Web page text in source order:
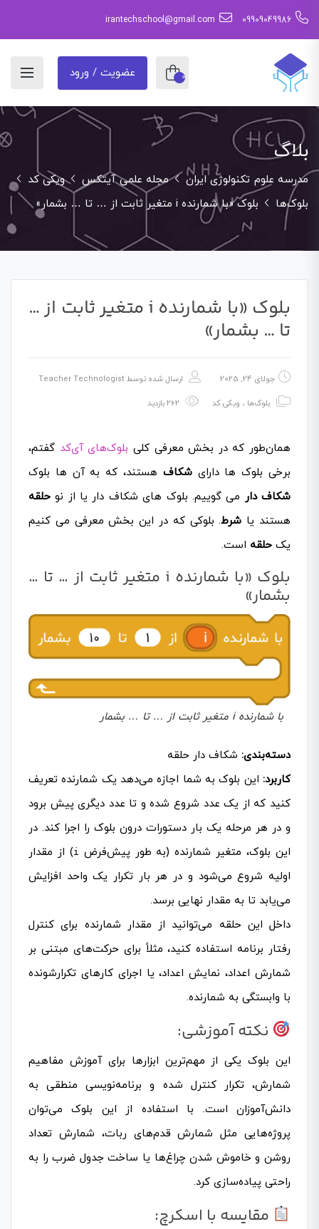
09909049986
irantechschool@gmail.com
0 عضویت / ورود
بلاگ
مدرسه علوم تکنولوژی ایران مجله علمی آیتکس
ویکی کد
بلوک‌ها
بلوک «با شمارنده i متغیر ثابت از … تا … بشمار»
بلوک «با شمارنده i متغیر ثابت از …
تا … بشمار»
جولای 24, 2025 ارسال شده توسط Teacher Technologist
بلوک‌ها ، ویکی کد
همان‌طور که در بخش معرفی کلی بلوک‌های آی‌کد گفتم،
برخی بلوک ها دارایشکاف هستند، که به آن ها بلوک
شکاف دار می گوییم. بلوک های شکاف دار یا از نو حلقه
هستند یا شرط. بلوکی که در این بخش معرفی می کنیم
یک حلقه است.
بلوک «با شمارنده i متغیر ثابت از … تا …
بشمار»
با شمارنده i متغیر ثابت از … تا … بشمار
دسته‌بندی: شکاف دار حلقه
کاربرد: این بلوک به شما اجازه می‌دهد یک شمارنده تعریف
کنید که از یک عدد شروع شده و تا عدد دیگری پیش برود
و در هر مرحله یک بار دستورات درون بلوک را اجرا کند. در
این بلوک، متغیر شمارنده (به طور پیش‌فرض i) از مقدار
اولیه شروع می‌شود و در هر بار تکرار یک واحد افزایش
می‌یابد تا به مقدار نهایی برسد.
داخل این حلقه می‌توانید از مقدار شمارنده برای کنترل
رفتار برنامه استفاده کنید، مثلاً برای حرکت‌های مبتنی بر
شمارش اعداد، نمایش اعداد، یا اجرای کارهای تکرارشونده
با وابستگی به شمارنده.
نکته آموزشی:
این بلوک یکی از مهم‌ترین ابزارها برای آموزش مفاهیم
شمارش، تکرار کنترل شده و برنامه‌نویسی منطقی به
دانش‌آموزان است. با استفاده از این بلوک می‌توان
پروژه‌هایی مثل شمارش قدم‌های ربات، شمارش تعداد
روشن و خاموش شدن چراغ‌ها یا ساخت جدول ضرب را به
راحتی پیاده‌سازی کرد.
مقایسه با اسکرچ: